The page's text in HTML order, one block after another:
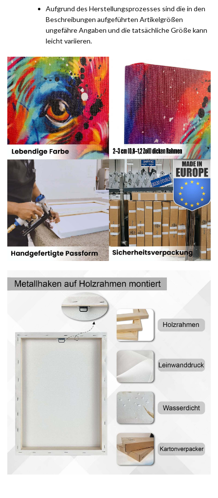
Aufgrund des Herstellungsprozesses sind die in den
Beschreibungen aufgeführten Artikelgrößen
ungefähre Angaben und die tatsächliche Größe kann
leicht variieren.